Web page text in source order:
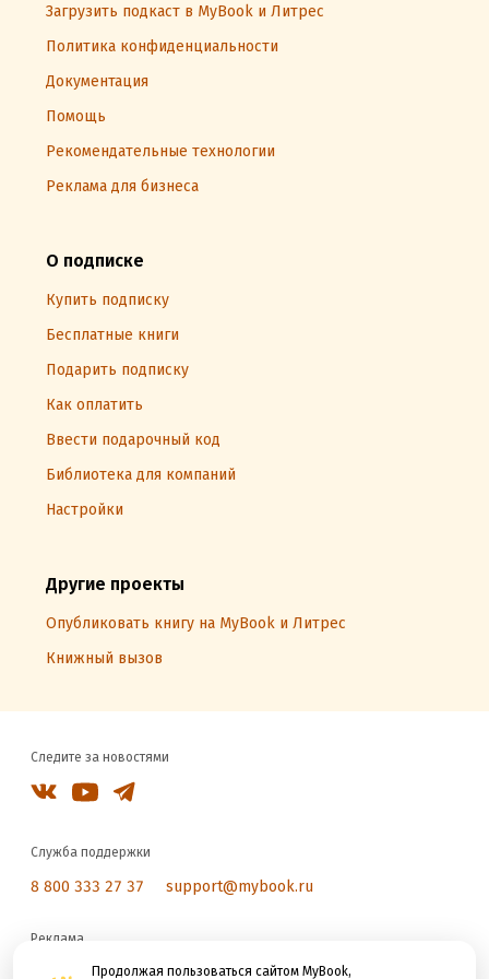
Продолжая пользоваться сайтом MyBook,
Загрузить подкаст в MyBook и Литрес
Политика конфиденциальности
Документация
Помощь
Рекомендательные технологии
Реклама для бизнеса
О подписке
Купить подписку
Бесплатные книги
Подарить подписку
Как оплатить
Ввести подарочный код
Библиотека для компаний
Настройки
Другие проекты
Опубликовать книгу на MyBook и Литрес
Книжный вызов
Следите за новостями
Служба поддержки
8 800 333 27 37 support@mybook.ru
Реклама
reklama@litres.ru